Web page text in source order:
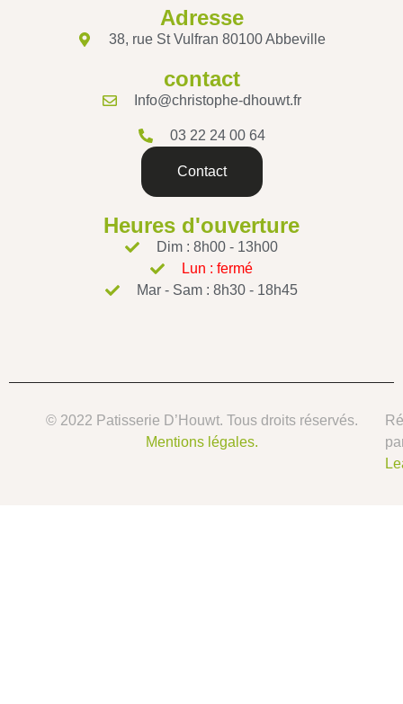
Adresse
38, rue St Vulfran 80100 Abbeville
contact
Info@christophe-dhouwt.fr
03 22 24 00 64
Contact
Heures d'ouverture
Dim : 8h00 - 13h00
Lun : fermé
Mar - Sam : 8h30 - 18h45
© 2022 Patisserie D’Houwt. Tous droits réservés.
Mentions légales.